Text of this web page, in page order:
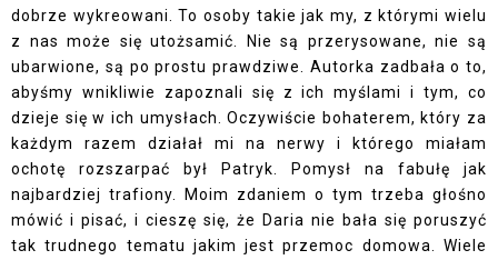
dobrze wykreowani. To osoby takie jak my, z którymi wielu
z nas może się utożsamić. Nie są przerysowane, nie są
ubarwione, są po prostu prawdziwe. Autorka zadbała o to,
abyśmy wnikliwie zapoznali się z ich myślami i tym, co
dzieje się w ich umysłach. Oczywiście bohaterem, który za
każdym razem działał mi na nerwy i którego miałam
ochotę rozszarpać był Patryk. Pomysł na fabułę jak
najbardziej trafiony. Moim zdaniem o tym trzeba głośno
mówić i pisać, i cieszę się, że Daria nie bała się poruszyć
tak trudnego tematu jakim jest przemoc domowa. Wiele